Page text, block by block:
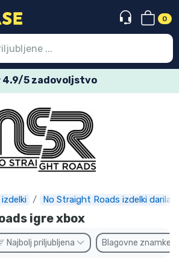
0
4.9/5 zadovoljstvo
No Straight Roads izdelki darila
igre xbox
Najbolj priljubljena Blagovne znamke